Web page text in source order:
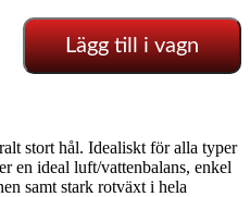
Lägg till i vagn
stort hål. Idealiskt för alla typer
en ideal luft/vattenbalans, enkel
samt stark rotväxt i hela